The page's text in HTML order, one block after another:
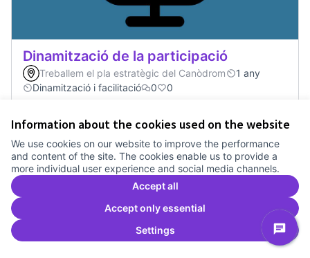
Information about the cookies used on the website
We use cookies on our website to improve the performance
and content of the site. The cookies enable us to provide a
more individual user experience and social media channels.
Accept all
Accept only essential
Settings
Dinamització de la participació
Treballem el pla estratègic del Canòdrom
1 any
Dinamització i facilitació
0 0
VoteDinamització de la participació